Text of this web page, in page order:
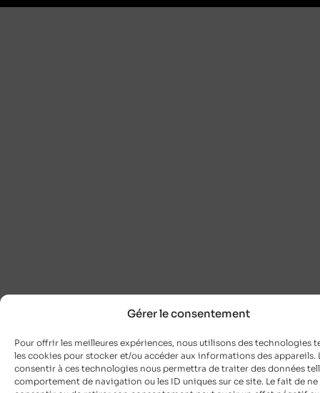
Gérer le consentement
Pour offrir les meilleures expériences, nous utilisons des technologies
les cookies pour stocker et/ou accéder aux informations des appareils.
consentir à ces technologies nous permettra de traiter des données
comportement de navigation ou les ID uniques sur ce site. Le fait de ne